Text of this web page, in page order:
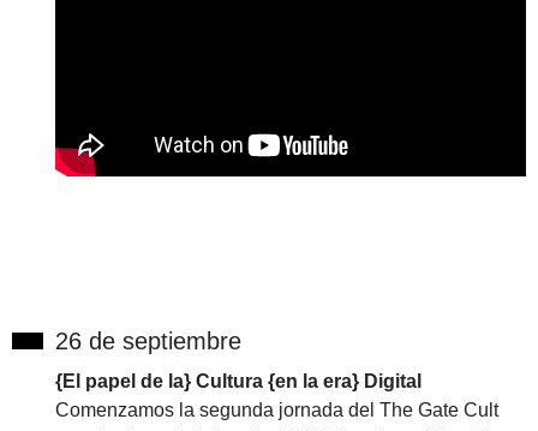
26 de septiembre
{El papel de la} Cultura {en la era} Digital
Comenzamos la segunda jornada del The Gate Cult